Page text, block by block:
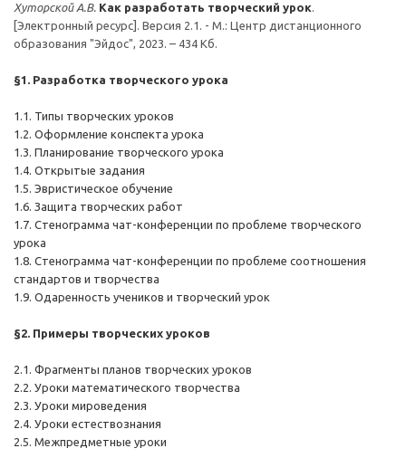
Хуторской А.В. Как разработать творческий урок.
[Электронный ресурс]. Версия 2.1. - М.: Центр дистанционного
образования "Эйдос", 2023. – 434 Кб.
§1. Разработка творческого урока
1.1. Типы творческих уроков
1.2. Оформление конспекта урока
1.3. Планирование творческого урока
1.4. Открытые задания
1.5. Эвристическое обучение
1.6. Защита творческих работ
1.7. Стенограмма чат-конференции по проблеме творческого
урока
1.8. Стенограмма чат-конференции по проблеме соотношения
стандартов и творчества
1.9. Одаренность учеников и творческий урок
§2. Примеры творческих уроков
2.1. Фрагменты планов творческих уроков
2.2. Уроки математического творчества
2.3. Уроки мироведения
2.4. Уроки естествознания
2.5. Межпредметные уроки